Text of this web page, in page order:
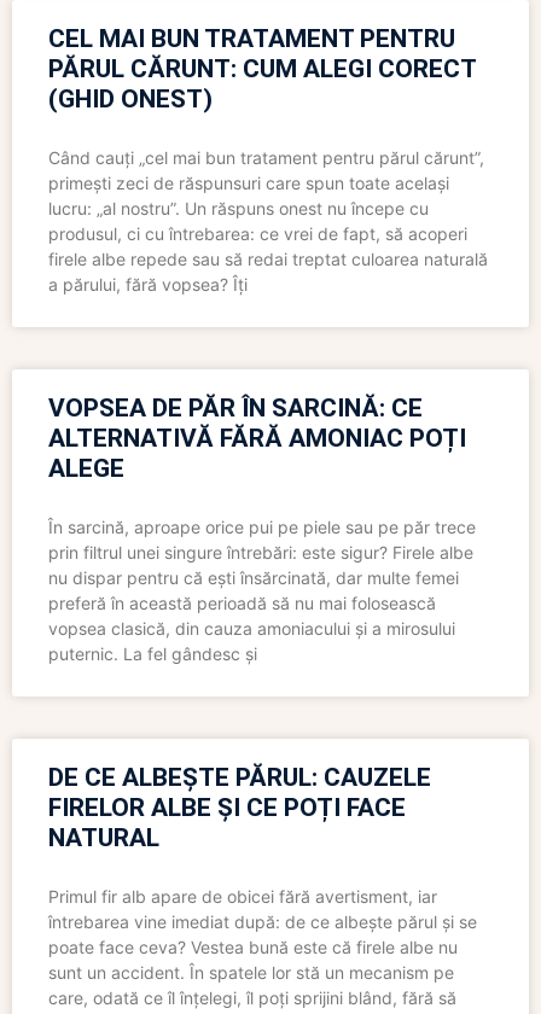
CEL MAI BUN TRATAMENT PENTRU
PĂRUL CĂRUNT: CUM ALEGI CORECT
(GHID ONEST)
Când cauți „cel mai bun tratament pentru părul cărunt”,
primești zeci de răspunsuri care spun toate același
lucru: „al nostru”. Un răspuns onest nu începe cu
produsul, ci cu întrebarea: ce vrei de fapt, să acoperi
firele albe repede sau să redai treptat culoarea naturală
a părului, fără vopsea? Îți
VOPSEA DE PĂR ÎN SARCINĂ: CE
ALTERNATIVĂ FĂRĂ AMONIAC POȚI
ALEGE
În sarcină, aproape orice pui pe piele sau pe păr trece
prin filtrul unei singure întrebări: este sigur? Firele albe
nu dispar pentru că ești însărcinată, dar multe femei
preferă în această perioadă să nu mai folosească
vopsea clasică, din cauza amoniacului și a mirosului
puternic. La fel gândesc și
DE CE ALBEȘTE PĂRUL: CAUZELE
FIRELOR ALBE ȘI CE POȚI FACE
NATURAL
Primul fir alb apare de obicei fără avertisment, iar
întrebarea vine imediat după: de ce albește părul și se
poate face ceva? Vestea bună este că firele albe nu
sunt un accident. În spatele lor stă un mecanism pe
care, odată ce îl înțelegi, îl poți sprijini blând, fără să